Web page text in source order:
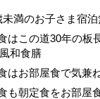
未満のお子さま宿
はこの道30年の板
和食膳
はお部屋食で気兼
も朝定食をお部屋